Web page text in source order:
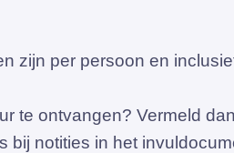
zijn per persoon en
te ontvangen? Vermeld
bij notities in het